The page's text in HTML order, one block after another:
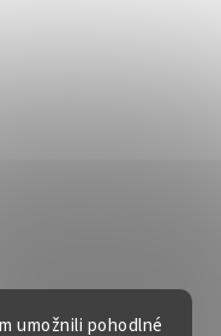
umožnili pohodlné